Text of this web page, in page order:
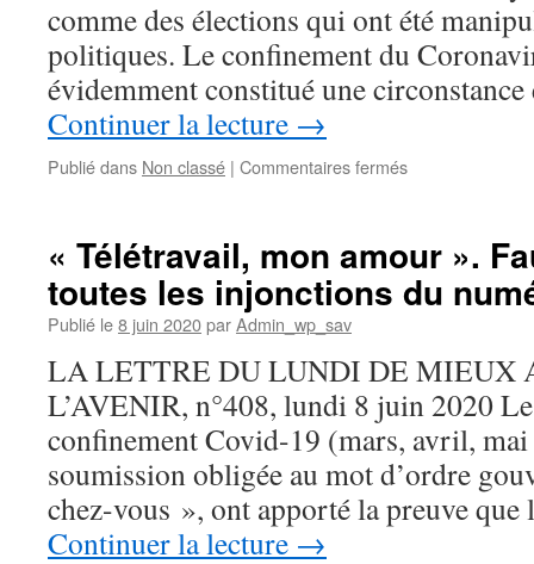
comme des élections qui ont été
politiques. Le confinement du
évidemment constitué une
Continuer la lecture →
Publié dans Non classé | Commentaires ferméssur
élections
municipales
de
étaient
un
« trompe-
politique »
?
« Télétravail, mon amour ».
toutes les injonctions du
Publié le8 juin 2020parAdmin_wp_sav
LA LETTRE DU LUNDI DE MIEUX
L’AVENIR, n°408, lundi 8 juin 2020
confinement Covid-19 (mars, avril,
soumission obligée au mot d’ordre
chez-vous », ont apporté la preuve
Continuer la lecture →